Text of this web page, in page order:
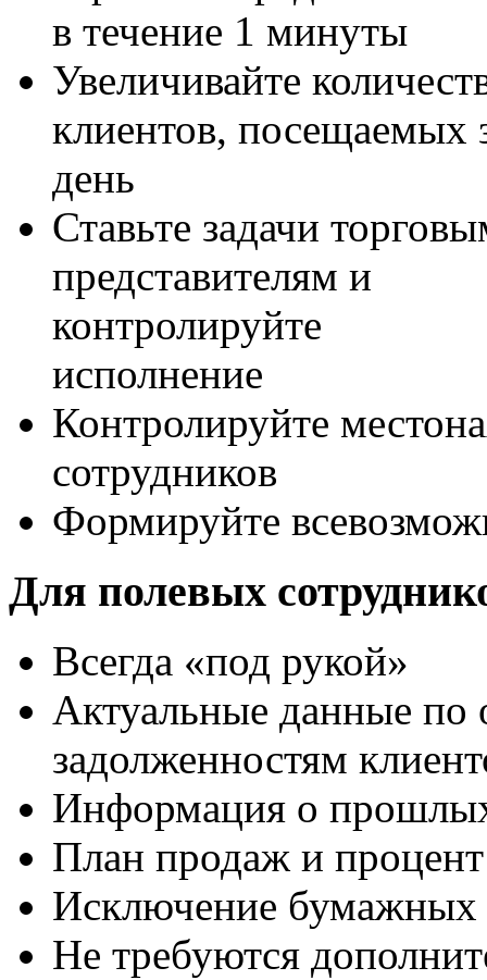
в течение 1 минуты
Увеличивайте
клиентов, посещаемых
день
Ставьте задачи
представителям и
контролируйте
исполнение
Контролируйте
сотрудников
Формируйте
Для полевых
Всегда «под рукой»
Актуальные данные по
задолженностям
Информация о
План продаж и
Исключение бумажных
Не требуются